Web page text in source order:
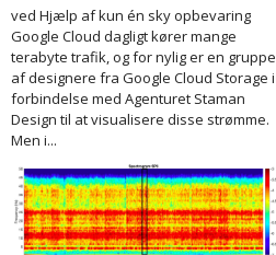
ved Hjælp af kun én sky opbevaring
Google Cloud dagligt kører mange
terabyte trafik, og for nylig er en gruppe
af designere fra Google Cloud Storage i
forbindelse med Agenturet Staman
Design til at visualisere disse strømme.
Men i...